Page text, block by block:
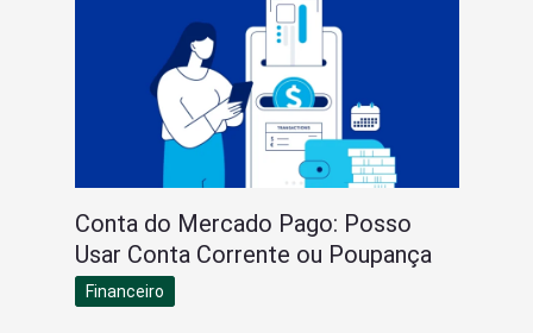
Conta do Mercado Pago: Posso
Usar Conta Corrente ou Poupança
Financeiro